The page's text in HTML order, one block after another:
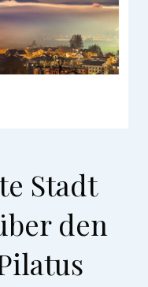
Stadt
den